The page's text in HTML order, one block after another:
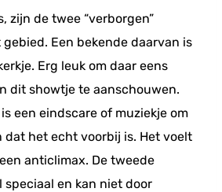
zijn de twee “verborgen”
Een bekende daarvan is
Erg leuk om daar eens
dit showtje te aanschouwen.
een eindscare of muziekje om
dat het echt voorbij is. Het voelt
anticlimax. De tweede
speciaal en kan niet door